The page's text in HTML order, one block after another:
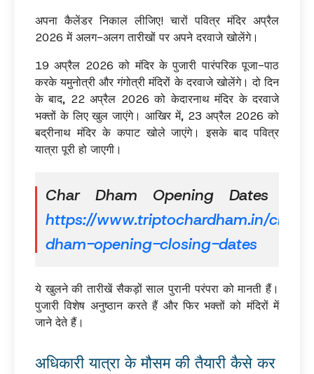
अपना कैलेंडर निकाल लीजिए! चारों पवित्र मंदिर अप्रैल
2026 में अलग-अलग तारीखों पर अपने दरवाजे खोलेंगे।
19 अप्रैल 2026 को मंदिर के पुजारी पारंपरिक पूजा-पाठ
करके यमुनोत्री और गंगोत्री मंदिरों के दरवाजे खोलेंगे। दो दिन
के बाद, 22 अप्रैल 2026 को केदारनाथ मंदिर के दरवाजे
भक्तों के लिए खुल जाएंगे। आखिर में, 23 अप्रैल 2026 को
बद्रीनाथ मंदिर के कपाट खोले जाएंगे। इसके बाद पवित्र
यात्रा पूरी हो जाएगी।
Char Dham Opening Dates
https://www.triptochardham.in/char-
dham-opening-closing-dates
ये खुलने की तारीखें सैकड़ों साल पुरानी परंपरा को मानती हैं।
पुजारी विशेष अनुष्ठान करते हैं और फिर भक्तों को मंदिरों में
जाने देते हैं।
अधिकारी यात्रा के मौसम की तैयारी कैसे कर